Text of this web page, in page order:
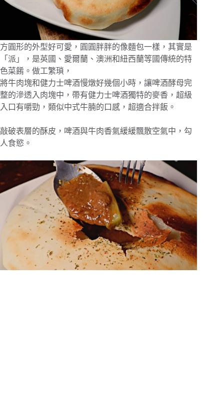
方圓形的外型好可愛，圓圓胖胖的像麵包一樣，其實是
「派」，是英國、愛爾蘭、澳洲和紐西蘭等國傳統的特
色菜餚。做工繁瑣，
將牛肉塊和健力士啤酒慢燉好幾個小時，讓啤酒酵母完
整的滲透入肉塊中，帶有健力士啤酒獨特的麥香，超級
入口有嚼勁，類似中式牛腩的口感，超適合拌飯。
敲破表層的酥皮，啤酒與牛肉香氣緩緩飄散空氣中，勾
人食慾。